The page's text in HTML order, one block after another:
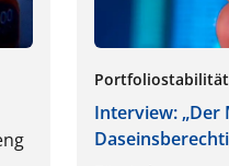
Portfoliostabilität
Interview: „Der